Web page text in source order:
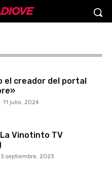
el creador del portal
11 julio, 2024
La Vinotinto TV
5 septiembre, 2023